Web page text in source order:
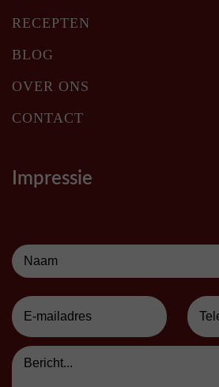
RECEPTEN
BLOG
OVER ONS
CONTACT
Impressie